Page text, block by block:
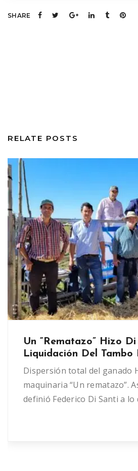
SHARE
RELATE POSTS
Un “rematazo” Hizo
Liquidación Del Tambo
Dispersión total del ganado
maquinaria “Un rematazo”.
definió Federico Di Santi a lo